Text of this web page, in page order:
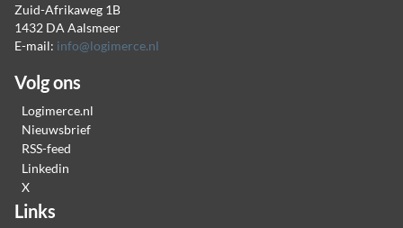
Zuid-Afrikaweg 1B
1432 DA Aalsmeer
E-mail: info@logimerce.nl
Volg ons
Logimerce.nl
Nieuwsbrief
RSS-feed
Linkedin
X
Links